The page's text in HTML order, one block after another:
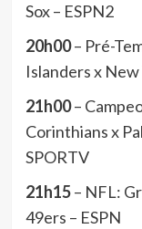
Sox – ESPN2
20h00– Pré-
Islanders x New
21h00–
Corinthians x
SPORTV
21h15– NFL:
49ers – ESPN